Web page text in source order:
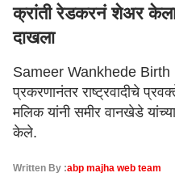
क्रांती रेडकरनं शेअर केला
दाखला
Sameer Wankhede
प्रकरणानंतर राष्ट्रवादीचे
मलिक यांनी समीर वानखेडे
केले.
Written By :abp majha web team